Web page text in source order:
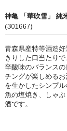
竹泉 田治米（
諏訪泉 諏訪酒
✚旭日 旭日酒
悦凱陣 丸尾本
神亀 「華吹雪」 純
(301667)
青森県産特等酒造
きりした口当たり
辛酸味のバランス
チングが楽しめる
を生かしたシンプ
魚の塩焼き、しゃ
酒です。